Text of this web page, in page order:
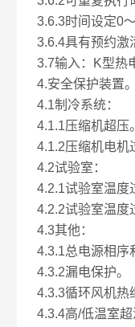
3.6.3时间设定0
3.6.4具有预约激
3.7输入：K型热
4.安全保护装置。
4.1制冷系统：
4.1.1压缩机超压。
4.1.2压缩机电机
4.2试验室：
4.2.1试验室温度
4.2.2试验室温度
4.3其他：
4.3.1总电源相序
4.3.2漏电保护。
4.3.3循环风机热
4.3.4高/低温室